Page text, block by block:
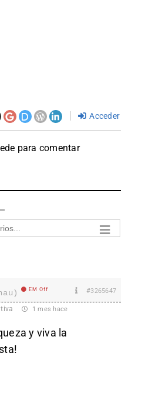
Acceder
para comentar
EM Off #3265647
1 mes hace
y viva la